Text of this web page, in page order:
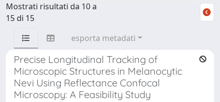
Mostrati risultati da 10 a
15 di 15
esporta metadati
Precise Longitudinal Tracking of
Microscopic Structures in Melanocytic
Nevi Using Reflectance Confocal
Microscopy: A Feasibility Study